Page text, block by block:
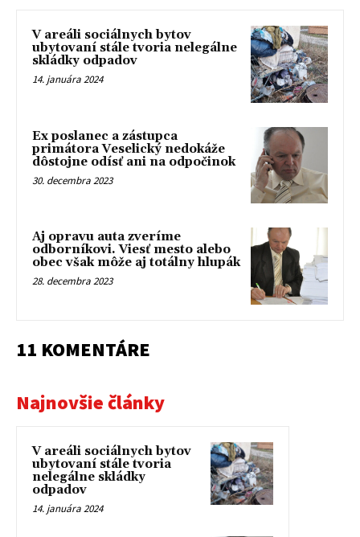
V areáli sociálnych bytov
ubytovaní stále tvoria nelegálne
skládky odpadov
14. januára 2024
Ex poslanec a zástupca
primátora Veselický nedokáže
dôstojne odísť ani na odpočinok
30. decembra 2023
Aj opravu auta zveríme
odborníkovi. Viesť mesto alebo
obec však môže aj totálny hlupák
28. decembra 2023
11 KOMENTÁRE
Najnovšie články
V areáli sociálnych bytov
ubytovaní stále tvoria
nelegálne skládky
odpadov
14. januára 2024